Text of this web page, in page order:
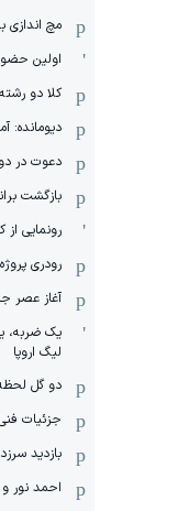
مچ
اولین
کلا دو‌ رشته
دیومانده:
دعوت در
بازگشت
رونمایی
رودری
آغاز عصر
یک ضربه،
لیگ اروپا
دو گل
جزئیات
بازدید
احمد نور